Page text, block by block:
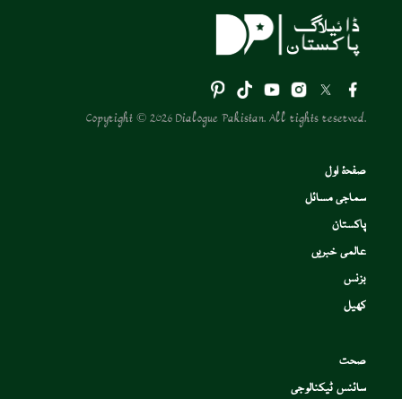
Copyright © 2026 Dialogue Pakistan. All rights reserved.
صفحۂ اول
سماجی مسائل
پاکستان
عالمی خبریں
بزنس
کھیل
صحت
سائنس ٹیکنالوجی